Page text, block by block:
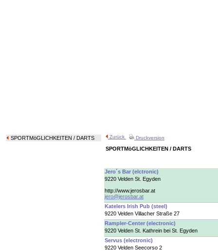
SPORTMöGLICHKEITEN / DARTS Zurück Druckversion
SPORTMöGLICHKEITEN / DARTS
Jero´s Bar (elctronic)
9220 Velden St. Egyden
http://www.jerosbar.at
jero@jerosbar.at
Katelers Irish Pub (steel)
9220 Velden Villacher Straße 27
Rampler-Center (electronic)
9220 Velden St. Kathrein bei St. Egyden
Servus (electronic)
9220 Velden Seecorso 2